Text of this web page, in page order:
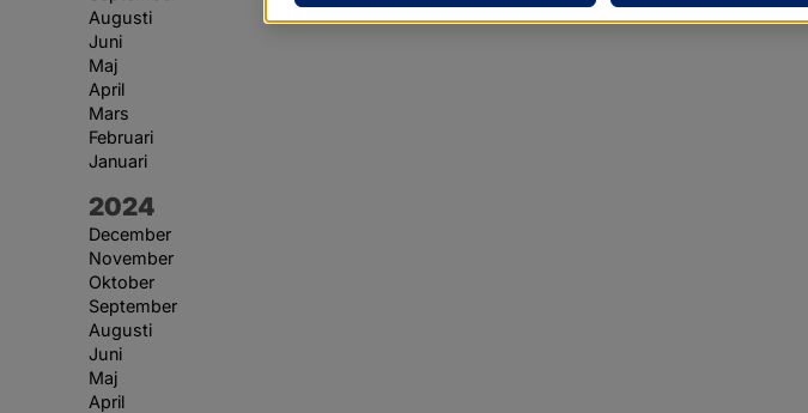
Augusti
Juni
Maj
April
Mars
Februari
Januari
År:
2024
December
November
Oktober
September
Augusti
Juni
Maj
April